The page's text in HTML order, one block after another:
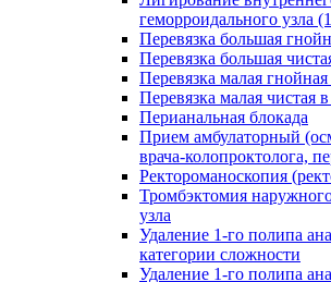
геморроидального узла
Перевязка большая
Перевязка большая
Перевязка малая
Перевязка малая чистая
Перианальная блокада
Прием амбулаторный
врача-колопроктолога,
Ректороманоскопия
Тромбэктомия
узла
Удаление 1-го полипа
категории сложности
Удаление 1-го полипа